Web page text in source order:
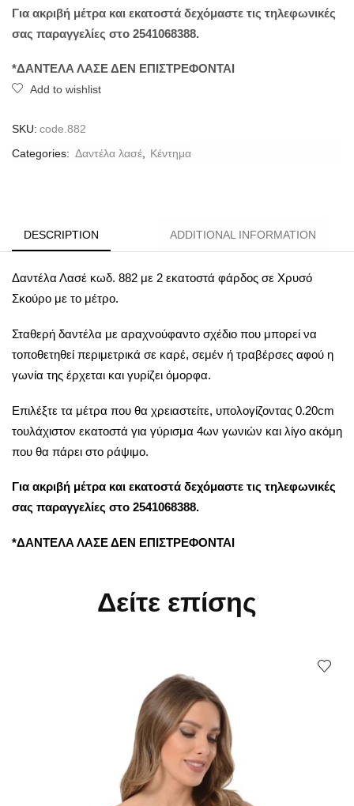
Για ακριβή μέτρα και εκατοστά δεχόμαστε τις τηλεφωνικές
σας παραγγελίες στο 2541068388.
*ΔΑΝΤΕΛΑ ΛΑΣΕ ΔΕΝ ΕΠΙΣΤΡΕΦΟΝΤΑΙ
Add to wishlist
SKU: code.882
Categories: Δαντέλα λασέ, Κέντημα
DESCRIPTION ADDITIONAL INFORMATION
Δαντέλα Λασέ κωδ. 882 με 2 εκατοστά φάρδος σε Χρυσό
Σκούρο με το μέτρο.
Σταθερή δαντέλα με αραχνούφαντο σχέδιο που μπορεί να
τοποθετηθεί περιμετρικά σε καρέ, σεμέν ή τραβέρσες αφού η
γωνία της έρχεται και γυρίζει όμορφα.
Επιλέξτε τα μέτρα που θα χρειαστείτε, υπολογίζοντας 0.20cm
τουλάχιστον εκατοστά για γύρισμα 4ων γωνιών και λίγο ακόμη
που θα πάρει στο ράψιμο.
Για ακριβή μέτρα και εκατοστά δεχόμαστε τις τηλεφωνικές
σας παραγγελίες στο 2541068388.
*ΔΑΝΤΕΛΑ ΛΑΣΕ ΔΕΝ ΕΠΙΣΤΡΕΦΟΝΤΑΙ
Δείτε επίσης